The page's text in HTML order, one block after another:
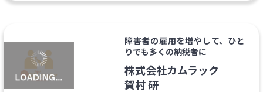
障害者の雇用を増やして、ひと
りでも多くの納税者に
株式会社カムラック
賀村 研